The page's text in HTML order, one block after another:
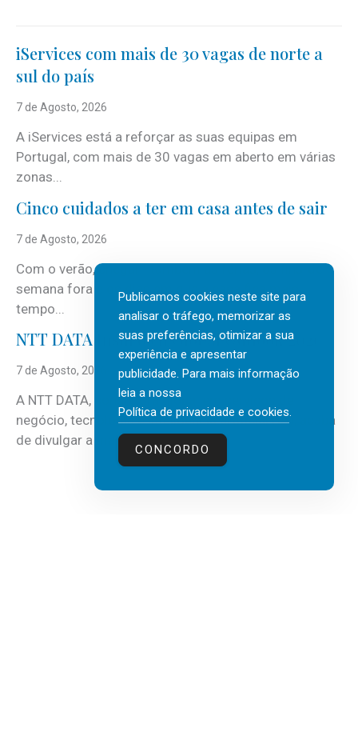
iServices com mais de 30 vagas de norte a
sul do país
7 de Agosto, 2026
A iServices está a reforçar as suas equipas em
Portugal, com mais de 30 vagas em aberto em várias
zonas...
Cinco cuidados a ter em casa antes de sair
7 de Agosto, 2026
Com o verão, chegam também as férias, os fins-de-
semana fora e os dias em que a casa fica mais
tempo...
NTT DATA Insurtech Global Outlook 2026
7 de Agosto, 2026
A NTT DATA, consultora global em serviços de
negócio, tecnologia e inteligência artificial (IA), acaba
de divulgar a mais recente...
Publicamos cookies neste site para
analisar o tráfego, memorizar as
suas preferências, otimizar a sua
experiência e apresentar
publicidade. Para mais informação
leia a nossa
Política de privacidade e cookies.
CONCORDO